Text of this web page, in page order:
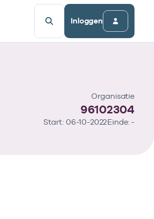
Inloggen
Organisatie
96102304
Start: 06-10-2022Einde: -